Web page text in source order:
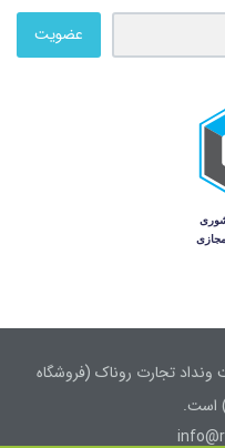
عضویت
تجارت روناک (فروشگاه
است.